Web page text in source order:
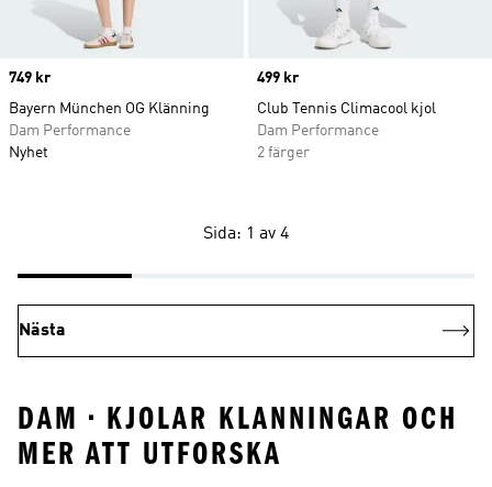
Price
749 kr
Bayern München OG Klänning
Dam Performance
Nyhet
Price
499 kr
Club Tennis Climacool kjol
Dam Performance
2 färger
Sida: 1 av 4
Nästa
DAM • KJOLAR KLANNINGAR OCH
MER ATT UTFORSKA